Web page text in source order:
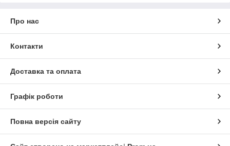
Про нас
Контакти
Доставка та оплата
Графік роботи
Повна версія сайту